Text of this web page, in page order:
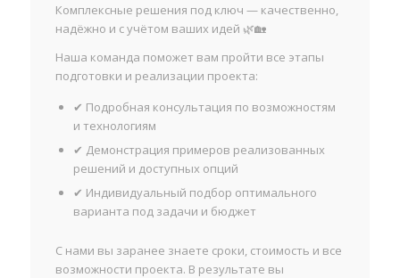
Комплексные решения под ключ — качественно,
надёжно и с учётом ваших идей 🌿🏡
Наша команда поможет вам пройти все этапы
подготовки и реализации проекта:
✔ Подробная консультация по возможностям
и технологиям
✔ Демонстрация примеров реализованных
решений и доступных опций
✔ Индивидуальный подбор оптимального
варианта под задачи и бюджет
С нами вы заранее знаете сроки, стоимость и все
возможности проекта. В результате вы